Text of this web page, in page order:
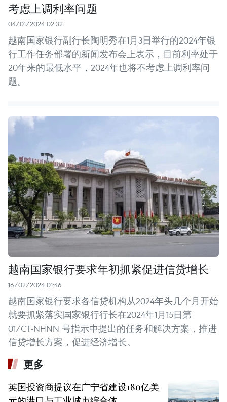
考虑上调利率问题
04/01/2024 02:32
越南国家银行副行长陶明秀在1月3日举行的2024年银
行工作任务部署的新闻发布会上表示，目前利率处于
20年来的最低水平，2024年也将不考虑上调利率问
题。
越南国家银行要求年初抓紧促进信贷增长
16/02/2024 01:46
越南国家银行要求各信贷机构从2024年头几个月开始
就要抓紧落实国家银行行长在2024年1月15日第
01/CT-NHNN 号指示中提出的任务和解决方案，推进
信贷增长方案，促进经济增长。
更多
英国投资商提议在广宁省建设180亿美